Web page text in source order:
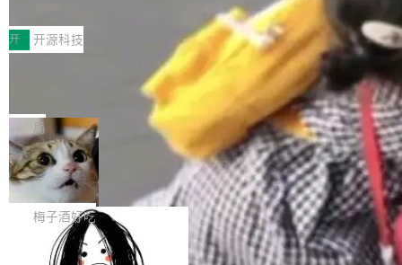
于自研UCL-Engine通信引擎，后续腾讯网平将
持续开源更多基于UCL-Engine的高性能通信组
件。 腾讯网平团队在UCL-MPComm中实现了一
个独立于业务线程的全局通信引擎（Engine），
助力企业AI研发安全落地 当前，越来越多企业已
经开始引入 AI Coding 工具，通过调用公有云模
型或企业内部部署模型提升研发效率。但随着 AI
Coding 从个人辅助工具逐步走向团队级、组织
级应用，企业在规模化落地过程中，对安全性、
可控性和代码质量提出了更高要求。 首先是数据
安全与合规要求。对于大多数普通研发场景，公
有云模型能够满足快速试用和效率提升的需求。
但对于金融、能源、医疗等对数据安全要求较...
前不久，工业和信息化部正式发布《2025年人工
智能应用典型案例名单》，集中展示人工智能在
各领域的应用成果，覆盖技术底座、行业赋能、
产品应用、支撑保障、专题等五大方向。深信服
AI算力网关（AI创新平台）成功入选！ 随着各行
各业的Agent走向规模化建设，算力构成形态逐
渐丰富，用户关注的重点也在发生变化：不只是
让AI用起来，还要进一步看清混合算力时代下，
Token花在哪里、算力是否被充分利用，以及持
续增长的AI成本该如何优化。 深信服AI算力网关
正是围绕这些实际问题，从Token治理和成本治
理两个方面，让用户的每一份算力都看得清、管
开 开源科技
Jeff Dean 离开 Google：一个时代的结
束，一个实验室的开始
Google 员工编号 20。MapReduce 作者之一。
Bigtable 作者之一。TensorFlow 的作者之一。
Gemini 的架构师。Google 首席科学家。 Jeff D
ean 在 Google 工作了 27 年后，宣布离职。 他
不是一个人走。一同离开的还有 Sanjay Ghema
wat（Google 员工编号 23，Jeff Dean 二十多
年的编程搭档，MapReduce 和 Bigtable 的共同
作者）、Quoc Le（Google 大脑核心成员，Se
局
🔥 SolonCode v2026.8.4 发布：界面
字体可调、22 种语言、记忆搜索增强
打开终端就能上岗的全中文编码智能体，这一轮
把「看得清、用母语、记得住」三件事一次补
齐。 SolonCode 是什么 SolonCode 是杭州无
耳科技研发的企业级终端编码智能体——一位全
梅子酒好吃
让“代码语义理解”深度释放AI Coding